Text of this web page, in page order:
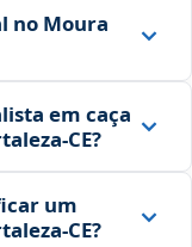
no Moura
em caça
um